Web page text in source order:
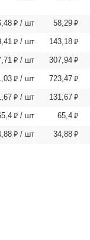
⃏ / шт 58,29 ⃏
⃏ / шт 143,18 ⃏
⃏ / шт 307,94 ⃏
⃏ / шт 723,47 ⃏
⃏ / шт 131,67 ⃏
⃏ / шт 65,4 ⃏
⃏ / шт 34,88 ⃏